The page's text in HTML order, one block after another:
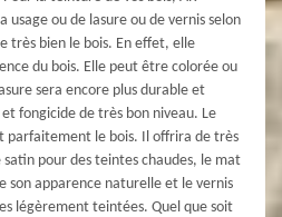
usage ou de lasure ou de vernis selon
très bien le bois. En effet, elle
du bois. Elle peut être colorée ou
sera encore plus durable et
fongicide de très bon niveau. Le
parfaitement le bois. Il offrira de très
satin pour des teintes chaudes, le mat
son apparence naturelle et le vernis
légèrement teintées. Quel que soit